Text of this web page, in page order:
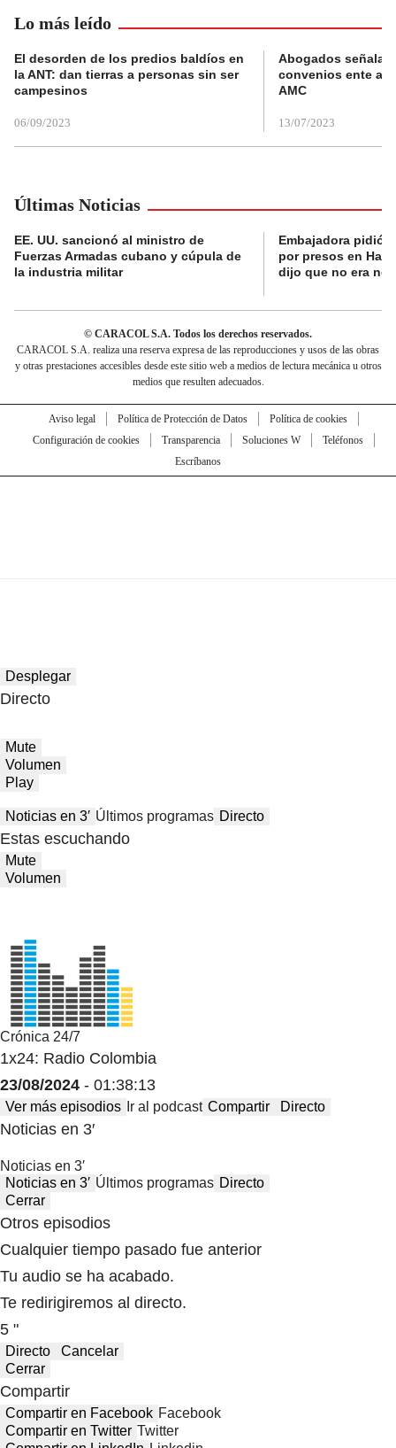
Lo más leído
El desorden de los predios baldíos en
la ANT: dan tierras a personas sin ser
campesinos
06/09/2023
Abogados
convenios ente
AMC
13/07/2023
Últimas Noticias
EE. UU. sancionó al ministro de
Fuerzas Armadas cubano y cúpula de
la industria militar
Embajadora pidió
por presos en
dijo que no era
© CARACOL S.A. Todos los derechos reservados.
CARACOL S.A. realiza una reserva expresa de las reproducciones y usos de las obras
y otras prestaciones accesibles desde este sitio web a medios de lectura mecánica u otros
medios que resulten adecuados.
Aviso legal Política de Protección de Datos
Política de cookies
Configuración de cookies
Transparencia Soluciones W
Teléfonos
Escríbanos
Desplegar
Directo
Mute
Volumen
Play
Noticias en 3′ Últimos programas Directo
Estas escuchando
Mute
Volumen
Crónica 24/7
1x24: Radio Colombia
23/08/2024 - 01:38:13
Ver más episodios Ir al podcast Compartir Directo
Noticias en 3′
Noticias en 3′
Noticias en 3′ Últimos programas Directo
Cerrar
Otros episodios
Cualquier tiempo pasado fue anterior
Tu audio se ha acabado.
Te redirigiremos al directo.
5 "
Directo
Cancelar
Cerrar
Compartir
Compartir en Facebook Facebook
Compartir en Twitter Twitter